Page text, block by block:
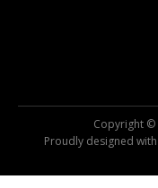
Copyright ©
Proudly designed with